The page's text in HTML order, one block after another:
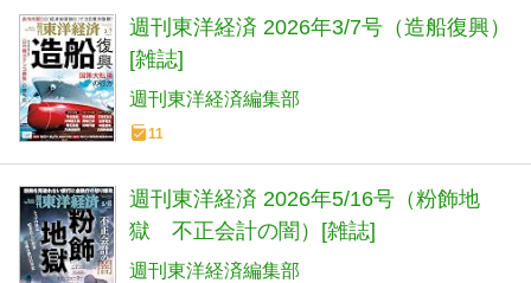
週刊東洋経済 2026年3/7号（造船復興）
[雑誌]
週刊東洋経済編集部
11
週刊東洋経済 2026年5/16号（粉飾地
獄 不正会計の闇）[雑誌]
週刊東洋経済編集部